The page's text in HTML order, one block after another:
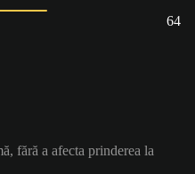
64
fără a afecta prinderea la